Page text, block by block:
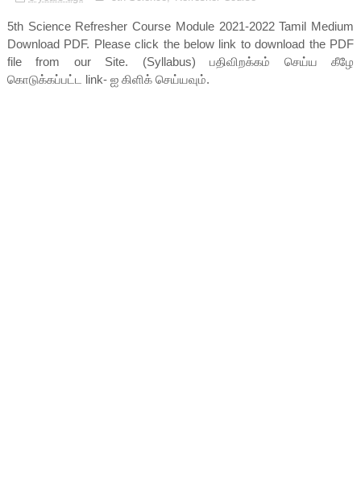
5th Science Refresher Course Module 2021-2022 Tamil Medium
Download PDF. Please click the below link to download the PDF
file from our Site. (Syllabus) பதிவிறக்கம் செய்ய கீழே
கொடுக்கப்பட்ட link- ஐ கிளிக் செய்யவும்.